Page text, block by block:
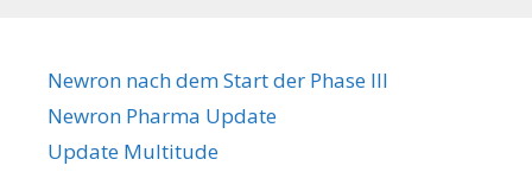
Newron nach dem Start der Phase III
Newron Pharma Update
Update Multitude